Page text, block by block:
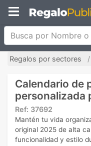
Busca por Nombre o
Regalos por sectores
Calendario de
personalizada
Ref: 37692
Mantén tu vida
original 2025 de alta
funcionalidad y estilo